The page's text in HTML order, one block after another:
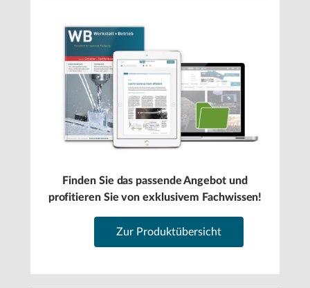
Finden Sie das passende Angebot und
profitieren Sie von exklusivem Fachwissen!
Zur Produktübersicht